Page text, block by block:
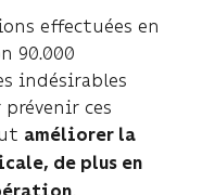
effectuées en
90.000
indésirables
ces
améliorer la
de plus en
.